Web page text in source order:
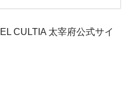
CULTIA 太宰府公式サイ